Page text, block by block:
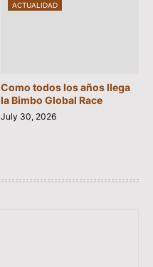
ACTUALIDAD
Como todos los años llega
la Bimbo Global Race
July 30, 2026